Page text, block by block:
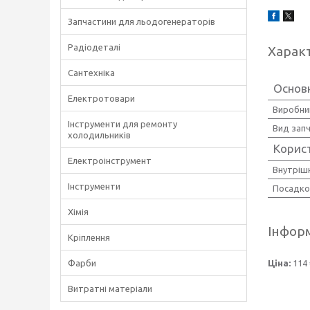
Вид
Ціна: 114
Запчастини для льодогенераторів
Радіодеталі
Сантехніка
Електротовари
Інструменти для ремонту
холодильників
Електроінструмент
Інструменти
Хімія
Кріплення
Фарби
Витратні матеріали